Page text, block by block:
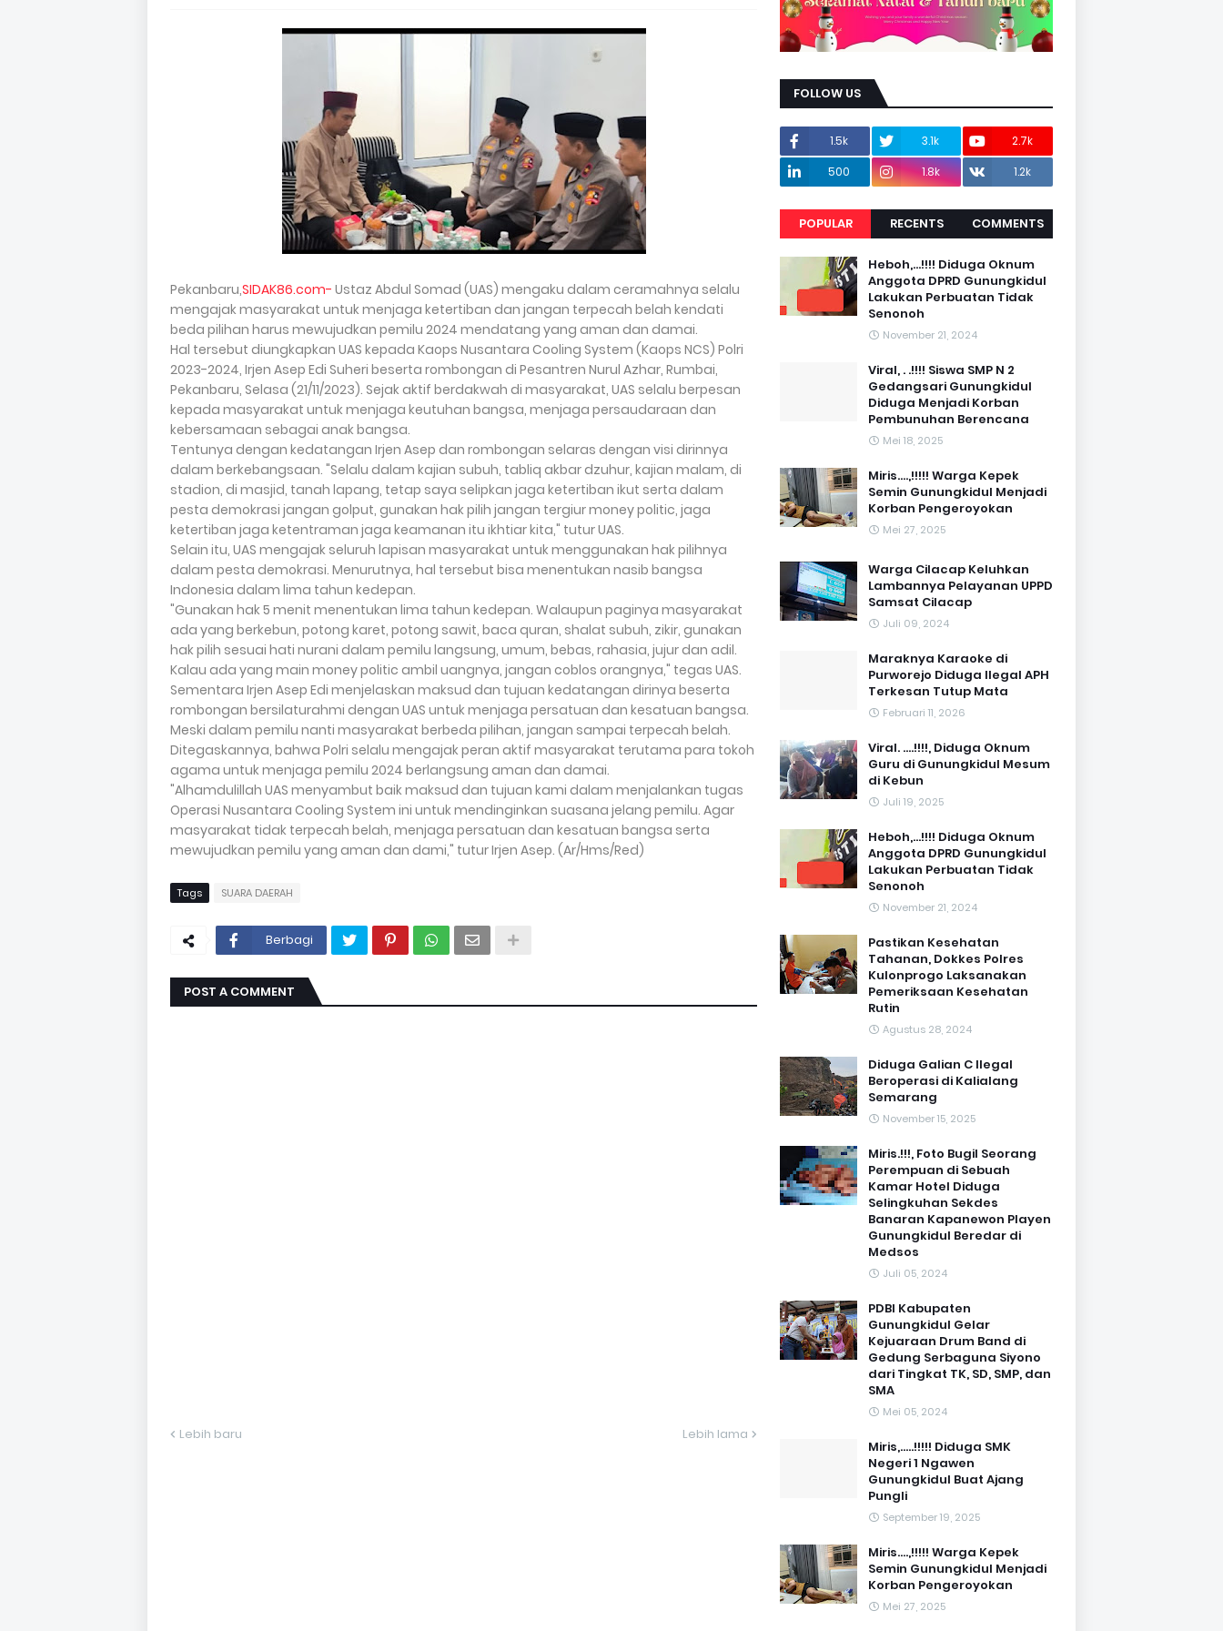
Pekanbaru,SIDAK86.com- Ustaz Abdul Somad (UAS) mengaku dalam ceramahnya selalu
mengajak masyarakat untuk menjaga ketertiban dan jangan terpecah belah kendati
beda pilihan harus mewujudkan pemilu 2024 mendatang yang aman dan damai.
Hal tersebut diungkapkan UAS kepada Kaops Nusantara Cooling System (Kaops NCS) Polri
2023-2024, Irjen Asep Edi Suheri beserta rombongan di Pesantren Nurul Azhar, Rumbai,
Pekanbaru, Selasa (21/11/2023). Sejak aktif berdakwah di masyarakat, UAS selalu berpesan
kepada masyarakat untuk menjaga keutuhan bangsa, menjaga persaudaraan dan
kebersamaan sebagai anak bangsa.
Tentunya dengan kedatangan Irjen Asep dan rombongan selaras dengan visi dirinnya
dalam berkebangsaan. "Selalu dalam kajian subuh, tabliq akbar dzuhur, kajian malam, di
stadion, di masjid, tanah lapang, tetap saya selipkan jaga ketertiban ikut serta dalam
pesta demokrasi jangan golput, gunakan hak pilih jangan tergiur money politic, jaga
ketertiban jaga ketentraman jaga keamanan itu ikhtiar kita," tutur UAS.
Selain itu, UAS mengajak seluruh lapisan masyarakat untuk menggunakan hak pilihnya
dalam pesta demokrasi. Menurutnya, hal tersebut bisa menentukan nasib bangsa
Indonesia dalam lima tahun kedepan.
"Gunakan hak 5 menit menentukan lima tahun kedepan. Walaupun paginya masyarakat
ada yang berkebun, potong karet, potong sawit, baca quran, shalat subuh, zikir, gunakan
hak pilih sesuai hati nurani dalam pemilu langsung, umum, bebas, rahasia, jujur dan adil.
Kalau ada yang main money politic ambil uangnya, jangan coblos orangnya," tegas UAS.
Sementara Irjen Asep Edi menjelaskan maksud dan tujuan kedatangan dirinya beserta
rombongan bersilaturahmi dengan UAS untuk menjaga persatuan dan kesatuan bangsa.
Meski dalam pemilu nanti masyarakat berbeda pilihan, jangan sampai terpecah belah.
Ditegaskannya, bahwa Polri selalu mengajak peran aktif masyarakat terutama para tokoh
agama untuk menjaga pemilu 2024 berlangsung aman dan damai.
"Alhamdulillah UAS menyambut baik maksud dan tujuan kami dalam menjalankan tugas
Operasi Nusantara Cooling System ini untuk mendinginkan suasana jelang pemilu. Agar
masyarakat tidak terpecah belah, menjaga persatuan dan kesatuan bangsa serta
mewujudkan pemilu yang aman dan dami," tutur Irjen Asep. (Ar/Hms/Red)
Tags SUARA DAERAH
Berbagi
POST A COMMENT
Lebih baru Lebih lama
FOLLOW US
1.5k 3.1k
2.7k
500
1.8k 1.2k
POPULAR RECENTS COMMENTS
Heboh,...!!!! Diduga Oknum
Anggota DPRD Gunungkidul
Lakukan Perbuatan Tidak
Senonoh
November 21, 2024
Viral, . .!!!! Siswa SMP N 2
Gedangsari Gunungkidul
Diduga Menjadi Korban
Pembunuhan Berencana
Mei 18, 2025
Miris....,!!!!! Warga Kepek
Semin Gunungkidul Menjadi
Korban Pengeroyokan
Mei 27, 2025
Warga Cilacap Keluhkan
Lambannya Pelayanan UPPD
Samsat Cilacap
Juli 09, 2024
Maraknya Karaoke di
Purworejo Diduga Ilegal APH
Terkesan Tutup Mata
Februari 11, 2026
Viral. ....!!!!, Diduga Oknum
Guru di Gunungkidul Mesum
di Kebun
Juli 19, 2025
Heboh,...!!!! Diduga Oknum
Anggota DPRD Gunungkidul
Lakukan Perbuatan Tidak
Senonoh
November 21, 2024
Pastikan Kesehatan
Tahanan, Dokkes Polres
Kulonprogo Laksanakan
Pemeriksaan Kesehatan
Rutin
Agustus 28, 2024
Diduga Galian C Ilegal
Beroperasi di Kalialang
Semarang
November 15, 2025
Miris.!!!, Foto Bugil Seorang
Perempuan di Sebuah
Kamar Hotel Diduga
Selingkuhan Sekdes
Banaran Kapanewon Playen
Gunungkidul Beredar di
Medsos
Juli 05, 2024
PDBI Kabupaten
Gunungkidul Gelar
Kejuaraan Drum Band di
Gedung Serbaguna Siyono
dari Tingkat TK, SD, SMP, dan
SMA
Mei 05, 2024
Miris,.....!!!!! Diduga SMK
Negeri 1 Ngawen
Gunungkidul Buat Ajang
Pungli
September 19, 2025
Miris....,!!!!! Warga Kepek
Semin Gunungkidul Menjadi
Korban Pengeroyokan
Mei 27, 2025